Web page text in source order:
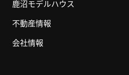
鹿沼モデルハウス
不動産情報
会社情報